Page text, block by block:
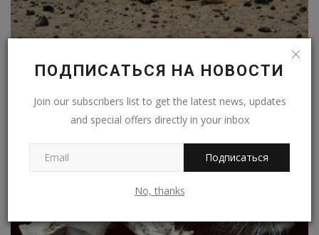
ПОДПИСАТЬСЯ НА НОВОСТИ
Join our subscribers list to get the latest news, updates
and special offers directly in your inbox
Подписаться
No, thanks
неприятностей